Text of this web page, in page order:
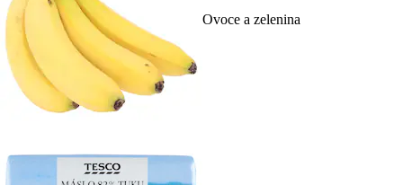
Ovoce a zelenina